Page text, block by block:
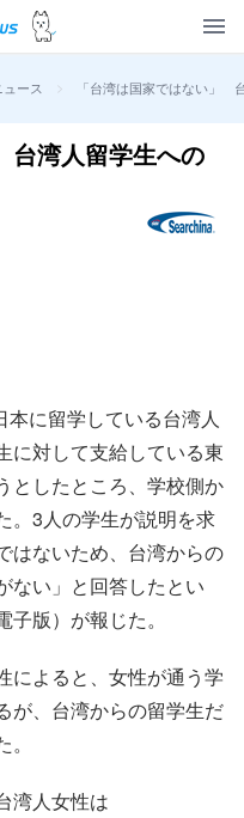
ース > 「台湾は国家ではない」
台湾人留学生への
に留学している台湾人
に対して支給している東
としたところ、学校側か
。3人の学生が説明を求
はないため、台湾からの
ない」と回答したとい
版）が報じた。
によると、女性が通う学
が、台湾からの留学生だ
湾人女性は